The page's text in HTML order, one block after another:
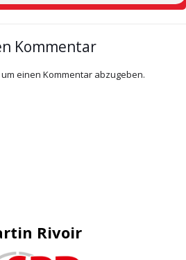
Kommentar
um einen Kommentar abzugeben.
Rivoir